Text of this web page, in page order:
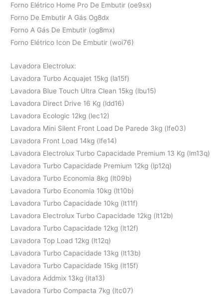
Forno Elétrico Home Pro De Embutir (oe9sx)
Forno De Embutir A Gás Og8dx
Forno A Gás De Embutir (og8mx)
Forno Elétrico Icon De Embutir (woi76)
Lavadora Electrolux:
Lavadora Turbo Acquajet 15kg (la15f)
Lavadora Blue Touch Ultra Clean 15kg (lbu15)
Lavadora Direct Drive 16 Kg (ldd16)
Lavadora Ecologic 12kg (lec12)
Lavadora Mini Silent Front Load De Parede 3kg (lfe03)
Lavadora Front Load 14kg (lfe14)
Lavadora Electrolux Turbo Capacidade Premium 13 Kg (lm13q)
Lavadora Turbo Capacidade Premium 12kg (lp12q)
Lavadora Turbo Economia 8kg (lt09b)
Lavadora Turbo Economia 10kg (lt10b)
Lavadora Turbo Capacidade 10kg (lt11f)
Lavadora Electrolux Turbo Capacidade 12kg (lt12b)
Lavadora Turbo Capacidade 12kg (lt12f)
Lavadora Top Load 12kg (lt12q)
Lavadora Turbo Capacidade 13kg (lt13b)
Lavadora Turbo Capacidade 15kg (lt15f)
Lavadora Addmix 13kg (lta13)
Lavadora Turbo Compacta 7kg (ltc07)